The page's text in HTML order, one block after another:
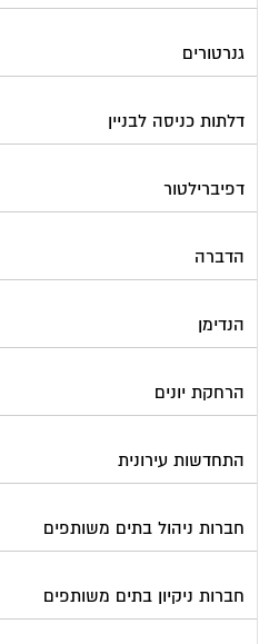
גנרטורים
דלתות כניסה לבניין
דפיברילטור
הדברה
הנדימן
הרחקת יונים
התחדשות עירונית
חברות ניהול בתים משותפים
חברות ניקיון בתים משותפים